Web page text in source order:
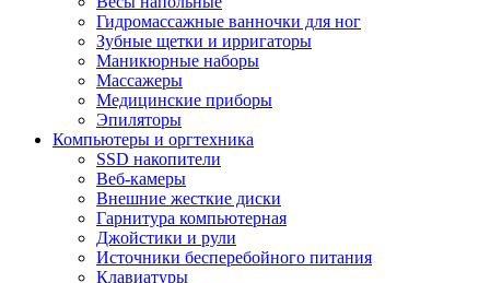
Гидромассажные ванночки для ног
Зубные щетки и ирригаторы
Маникюрные наборы
Массажеры
Медицинские приборы
Эпиляторы
Компьютеры и оргтехника
SSD накопители
Веб-камеры
Внешние жесткие диски
Гарнитура компьютерная
Джойстики и рули
Источники бесперебойного питания
Клавиатуры